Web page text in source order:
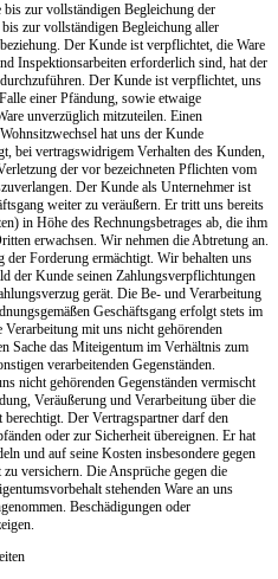
bis zur vollständigen Begleichung der
zur vollständigen Begleichung aller
Der Kunde ist verpflichtet, die Ware
Inspektionsarbeiten erforderlich sind, hat der
Der Kunde ist verpflichtet, uns
einer Pfändung, sowie etwaige
unverzüglich mitzuteilen. Einen
hat uns der Kunde
bei vertragswidrigem Verhalten des Kunden,
der vor bezeichneten Pflichten vom
Der Kunde als Unternehmer ist
weiter zu veräußern. Er tritt uns bereits
in Höhe des Rechnungsbetrages ab, die ihm
erwachsen. Wir nehmen die Abtretung an.
Forderung ermächtigt. Wir behalten uns
der Kunde seinen Zahlungsverpflichtungen
gerät. Die Be- und Verarbeitung
Geschäftsgang erfolgt stets im
mit uns nicht gehörenden
Sache das Miteigentum im Verhältnis zum
verarbeitenden Gegenständen.
nicht gehörenden Gegenständen vermischt
Veräußerung und Verarbeitung über die
Der Vertragspartner darf den
oder zur Sicherheit übereignen. Er hat
und auf seine Kosten insbesondere gegen
versichern. Die Ansprüche gegen die
stehenden Ware an uns
Beschädigungen oder